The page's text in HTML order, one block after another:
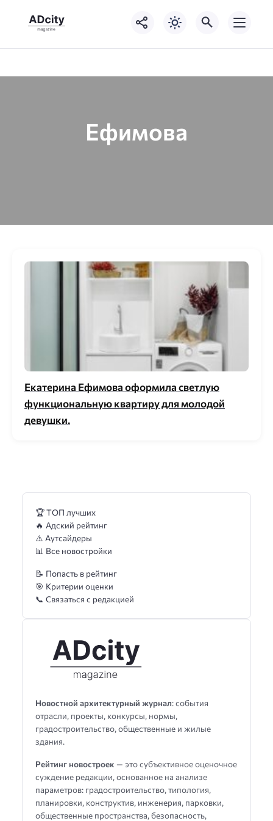
Ефимова
Екатерина Ефимова оформила светлую
функциональную квартиру для молодой
девушки.
Новостной архитектурный журнал: события
отрасли, проекты, конкурсы, нормы,
градостроительство, общественные и жилые
здания.
Рейтинг новостроек — это субъективное оценочное
суждение редакции, основанное на анализе
параметров: градостроительство, типология,
планировки, конструктив, инженерия, парковки,
общественные пространства, безопасность,
🏆 ТОП лучших
🔥 Адский рейтинг
⚠️ Аутсайдеры
📊 Все новостройки
📝 Попасть в рейтинг
🎯 Критерии оценки
📞 Связаться с редакцией